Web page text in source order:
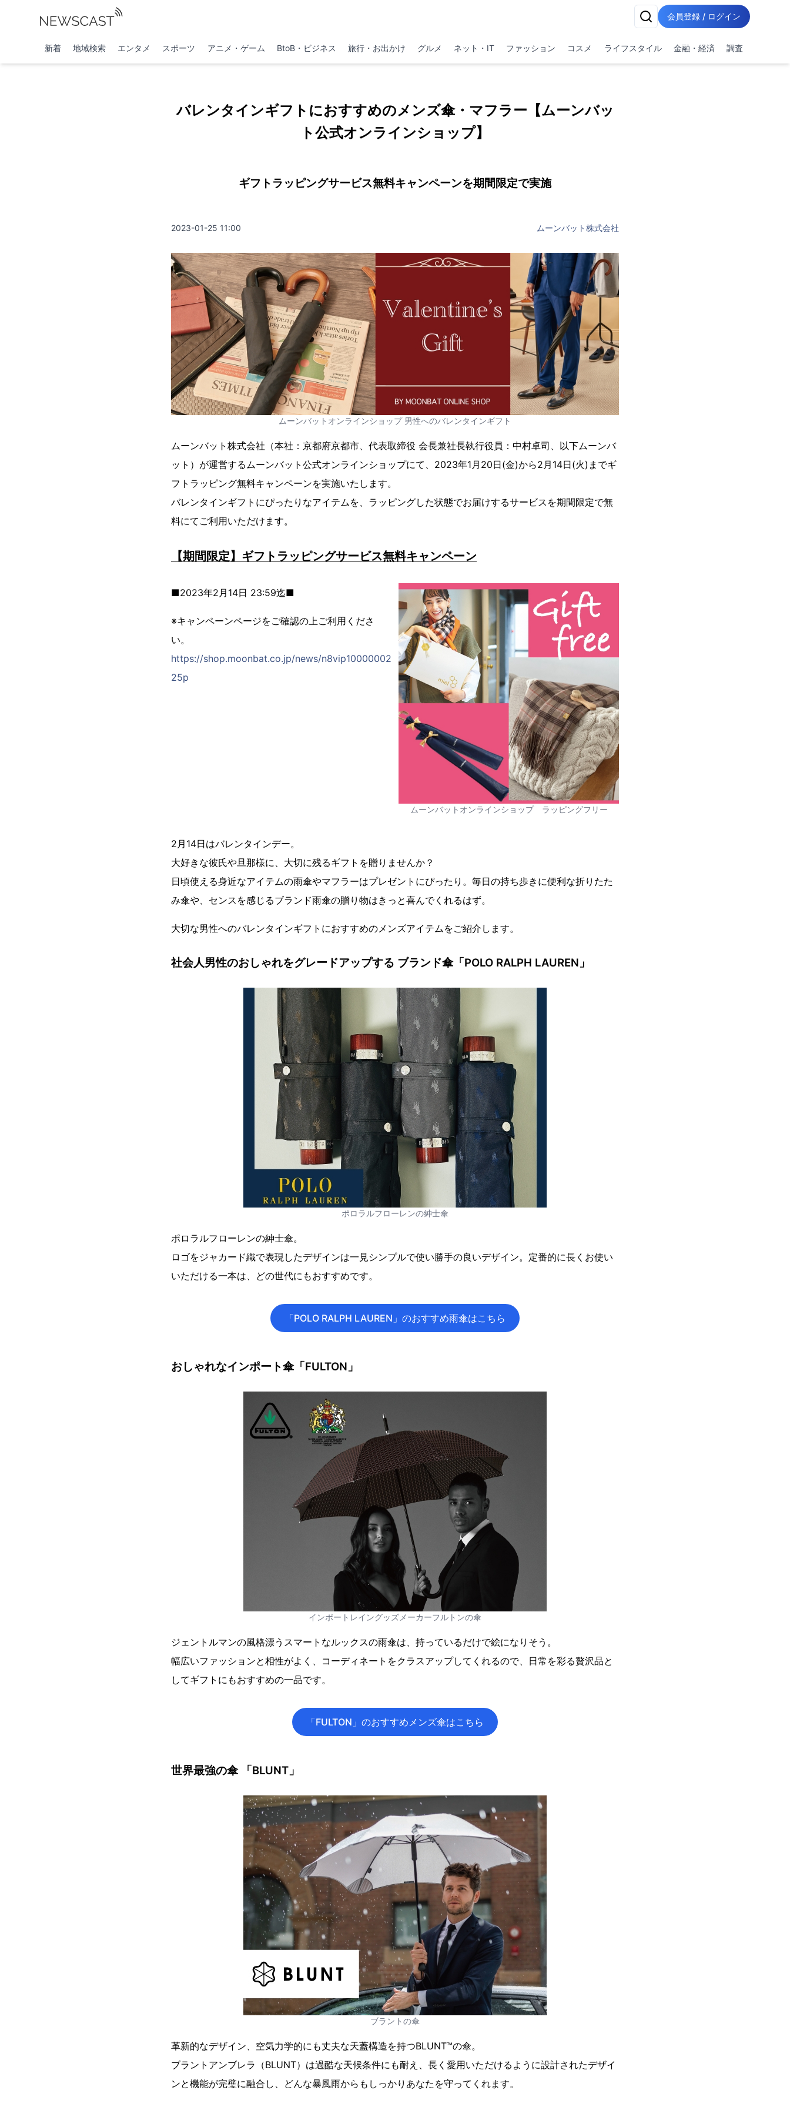
会員登録 / ログイン
新着 地域検索 エンタメ スポーツ アニメ・ゲーム BtoB・ビジネス 旅行・お出かけ グルメ ネット・IT ファッション コスメ ライフスタイル 金融・経済 調査
バレンタインギフトにおすすめのメンズ傘・マフラー【ムーンバッ
ト公式オンラインショップ】
ギフトラッピングサービス無料キャンペーンを期間限定で実施
2023-01-25 11:00 ムーンバット株式会社
ムーンバットオンラインショップ 男性へのバレンタインギフト
ムーンバット株式会社（本社：京都府京都市、代表取締役 会長兼社長執行役員：中村卓司、以下ムーンバ
ット）が運営するムーンバット公式オンラインショップにて、2023年1月20日(金)から2月14日(火)までギ
フトラッピング無料キャンペーンを実施いたします。
バレンタインギフトにぴったりなアイテムを、ラッピングした状態でお届けするサービスを期間限定で無
料にてご利用いただけます。
【期間限定】ギフトラッピングサービス無料キャンペーン
■2023年2月14日 23:59迄■
※キャンペーンページをご確認の上ご利用くださ
い。
https://shop.moonbat.co.jp/news/n8vip10000002
25p
ムーンバットオンラインショップ ラッピングフリー
2月14日はバレンタインデー。
大好きな彼氏や旦那様に、大切に残るギフトを贈りませんか？
日頃使える身近なアイテムの雨傘やマフラーはプレゼントにぴったり。毎日の持ち歩きに便利な折りたた
み傘や、センスを感じるブランド雨傘の贈り物はきっと喜んでくれるはず。
大切な男性へのバレンタインギフトにおすすめのメンズアイテムをご紹介します。
社会人男性のおしゃれをグレードアップする ブランド傘「POLO RALPH LAUREN」
ポロラルフローレンの紳士傘
ポロラルフローレンの紳士傘。
ロゴをジャカード織で表現したデザインは一見シンプルで使い勝手の良いデザイン。定番的に長くお使い
いただける一本は、どの世代にもおすすめです。
「POLO RALPH LAUREN」のおすすめ雨傘はこちら
おしゃれなインポート傘「FULTON」
インポートレイングッズメーカーフルトンの傘
ジェントルマンの風格漂うスマートなルックスの雨傘は、持っているだけで絵になりそう。
幅広いファッションと相性がよく、コーディネートをクラスアップしてくれるので、日常を彩る贅沢品と
してギフトにもおすすめの一品です。
「FULTON」のおすすめメンズ傘はこちら
世界最強の傘 「BLUNT」
ブラントの傘
革新的なデザイン、空気力学的にも丈夫な天蓋構造を持つBLUNT™の傘。
ブラントアンブレラ（BLUNT）は過酷な天候条件にも耐え、長く愛用いただけるように設計されたデザイ
ンと機能が完璧に融合し、どんな暴風雨からもしっかりあなたを守ってくれます。